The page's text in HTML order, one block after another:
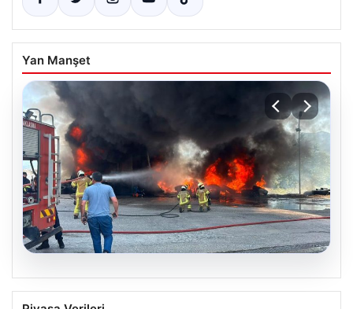
Yan Manşet
06.08.2026
Dumanlar ilçeyi kapladı: Bursa’da